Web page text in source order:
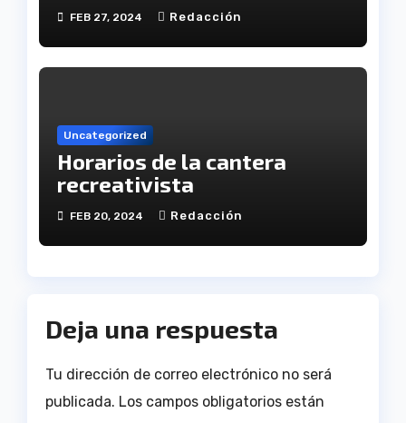
FEB 27, 2024 Redacción
Uncategorized
Horarios de la cantera
recreativista
FEB 20, 2024 Redacción
Deja una respuesta
Tu dirección de correo electrónico no será
publicada. Los campos obligatorios están